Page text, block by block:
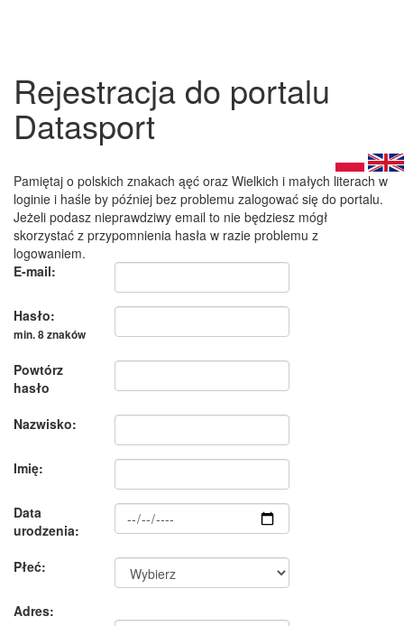
Rejestracja do portalu
Datasport
Pamiętaj o polskich znakach ąęć oraz Wielkich i małych literach w
loginie i haśle by później bez problemu zalogować się do portalu.
Jeżeli podasz nieprawdziwy email to nie będziesz mógł
skorzystać z przypomnienia hasła w razie problemu z
logowaniem.
E-mail:
Hasło:
min. 8 znaków
Powtórz
hasło
Nazwisko:
Imię:
Data
urodzenia:
Płeć:
Adres: